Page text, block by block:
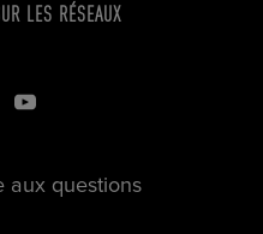
LES RÉSEAUX
aux questions